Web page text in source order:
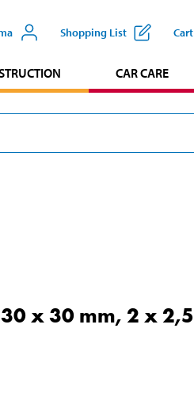
Shopping List Cart
CAR CARE
x 30 mm, 2 x 2,5